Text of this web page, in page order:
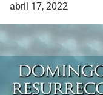
abril 17, 2022